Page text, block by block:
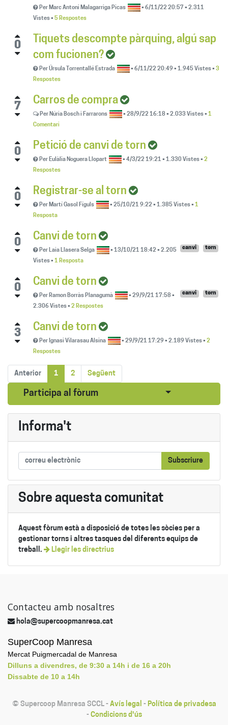
Per Marc Antoni Malagarriga Picas •6/11/22 20:57 •2.311
Vistes• 5 Respostes
0
Tiquets descompte pàrquing, algú sap
com fucionen?
PerÚrsula Torrentallé Estrada •6/11/22 20:49 •1.945 Vistes•3
Respostes
7
Carros de compra
Per Núria Bosch i Farrarons •28/9/22 16:18 •2.033 Vistes•1
Comentari
0
Petició de canvi de torn
Per Eulàlia Noguera Llopart •4/3/22 19:21 •1.330 Vistes•2
Respostes
0
Registrar-se al torn
Per Martí Gasol Fíguls •25/10/21 9:22 •1.385 Vistes•1
Resposta
0
Canvi de torn
torn
canvi
Per Laia Llasera Selga •13/10/21 18:42 •2.205
Vistes• 1 Resposta
0
Canvi de torn
torn
canvi
Per Ramon Borràs Planagumà •29/9/21 17:58 •
2.306 Vistes• 2 Respostes
3
Canvi de torn
Per Ignasi Vilarasau Alsina •29/9/21 17:29 •2.189 Vistes•2
Respostes
Anterior 1 2 Següent
Participa al fòrum Seleccionar
Informa't
Subscriure
Sobre aquesta comunitat
Aquest fòrum està a disposició de totes les sòcies per a
gestionar torns i altres tasques del diferents equips de
treball.
Llegir les directrius
Contacteu amb nosaltres
hola@supercoopmanresa.cat
SuperCoop Manresa
Mercat Puigmercadal de Manresa
Dilluns a divendres, de 9:30 a 14h i de 16 a 20h
Dissabte de 10 a 14h
© Supercoop Manresa SCCL - Avís legal - Política de privadesa
- Condicions d'ús